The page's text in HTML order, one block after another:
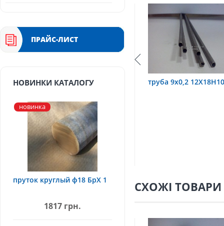
3,2х0,6 12Х18Н10Т труба 9х0,2 12Х18Н10Т
СХОЖІ ТОВАРИ
ПРАЙС-ЛИСТ
НОВИНКИ КАТАЛОГУ
новинка
пруток круглый ф18 БрХ 1
1817 грн.